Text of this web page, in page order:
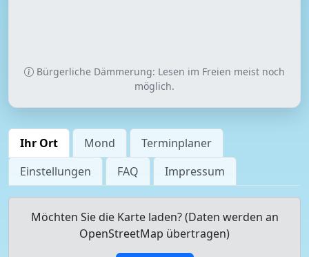
Bürgerliche Dämmerung: Lesen im Freien meist noch
möglich.
Ihr Ort Mond
Terminplaner
Einstellungen
FAQ Impressum
Möchten Sie die Karte laden? (Daten werden an
OpenStreetMap übertragen)